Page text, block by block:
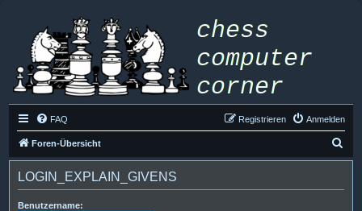
FAQ Anmelden
Registrieren
Foren-Übersicht
u
LOGIN_EXPLAIN_GIVENS
Benutzername: